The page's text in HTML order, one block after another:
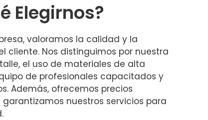
Elegirnos?
valoramos la calidad y la
cliente. Nos distinguimos por nuestra
el uso de materiales de alta
de profesionales capacitados y
Además, ofrecemos precios
nuestros servicios para